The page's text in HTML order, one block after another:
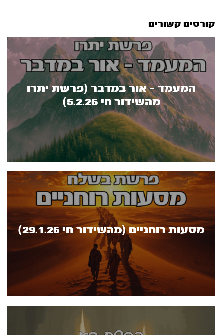
קורסים קשורים
המעמד - אור במדבר (פרשת יתרו
מהשידור חי 5.2.26)
מסעות רוחניים (מהשידור חי 29.1.26)